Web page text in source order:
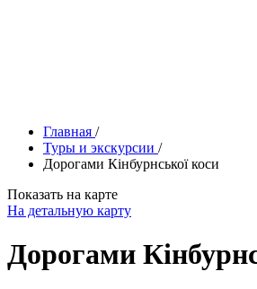
Главная /
Туры и экскурсии /
Дорогами Кінбурнської коси
Показать на карте
На детальную карту
Дорогами